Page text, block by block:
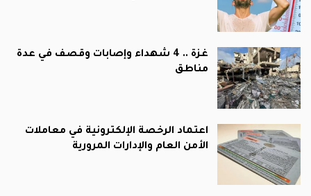
غزة .. 4 شهداء وإصابات وقصف في عدة
مناطق
اعتماد الرخصة الإلكترونية في معاملات
الأمن العام والإدارات المرورية